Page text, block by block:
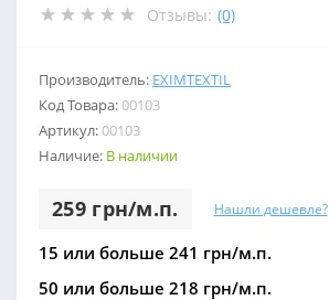
Отзывы: (0)
Производитель: EXIMTEXTIL
Код Товара:00103
Артикул:00103
Наличие: В наличии
259 грн/м.п. Нашли дешевле?
15 или больше 241 грн/м.п.
50 или больше 218 грн/м.п.